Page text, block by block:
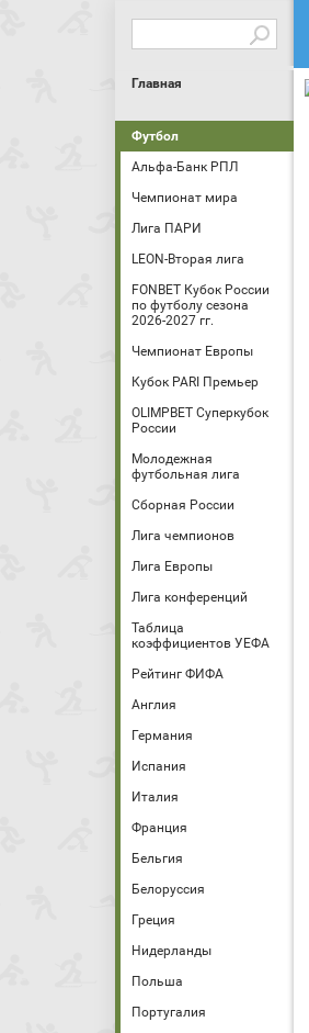
Главная
Футбол
Альфа-Банк РПЛ
Чемпионат мира
Лига ПАРИ
LEON-Вторая лига
FONBET Кубок России
по футболу сезона
2026-2027 гг.
Чемпионат Европы
Кубок PARI Премьер
OLIMPBET Суперкубок
России
Молодежная
футбольная лига
Сборная России
Лига чемпионов
Лига Европы
Лига конференций
Таблица
коэффициентов УЕФА
Рейтинг ФИФА
Англия
Германия
Испания
Италия
Франция
Бельгия
Белоруссия
Греция
Нидерланды
Польша
Португалия